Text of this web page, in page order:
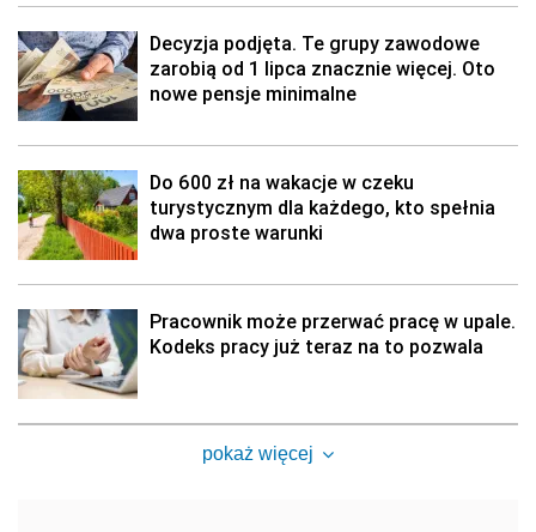
Decyzja podjęta. Te grupy zawodowe
zarobią od 1 lipca znacznie więcej. Oto
nowe pensje minimalne
Do 600 zł na wakacje w czeku
turystycznym dla każdego, kto spełnia
dwa proste warunki
Pracownik może przerwać pracę w upale.
Kodeks pracy już teraz na to pozwala
pokaż więcej